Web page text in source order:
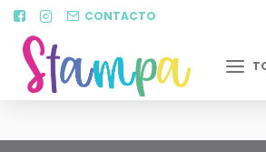
CONTACTO